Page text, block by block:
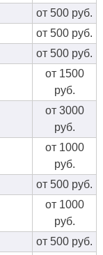
от 500 руб.
от 500 руб.
от 500 руб.
от 1500
руб.
от 3000
руб.
от 1000
руб.
от 500 руб.
от 1000
руб.
от 500 руб.